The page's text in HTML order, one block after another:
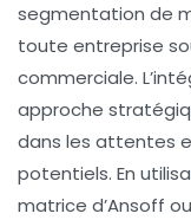
segmentation de
toute entreprise
commerciale.
approche
dans les attentes
potentiels. En
matrice d’Ansoff